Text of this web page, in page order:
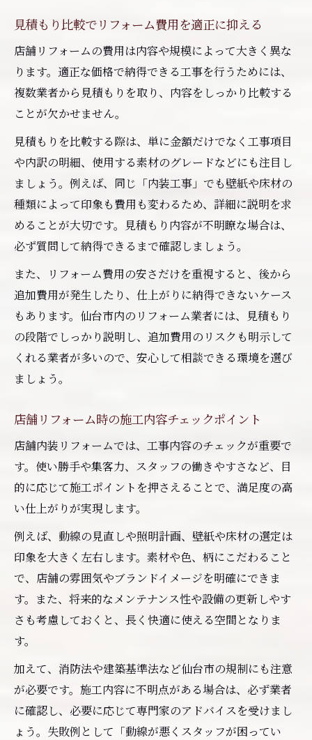
見積もり比較でリフォーム費用を適正に抑える
店舗リフォームの費用は内容や規模によって大きく異な
ります。適正な価格で納得できる工事を行うためには、
複数業者から見積もりを取り、内容をしっかり比較する
ことが欠かせません。
見積もりを比較する際は、単に金額だけでなく工事項目
や内訳の明細、使用する素材のグレードなどにも注目し
ましょう。例えば、同じ「内装工事」でも壁紙や床材の
種類によって印象も費用も変わるため、詳細に説明を求
めることが大切です。見積もり内容が不明瞭な場合は、
必ず質問して納得できるまで確認しましょう。
また、リフォーム費用の安さだけを重視すると、後から
追加費用が発生したり、仕上がりに納得できないケース
もあります。仙台市内のリフォーム業者には、見積もり
の段階でしっかり説明し、追加費用のリスクも明示して
くれる業者が多いので、安心して相談できる環境を選び
ましょう。
店舗リフォーム時の施工内容チェックポイント
店舗内装リフォームでは、工事内容のチェックが重要で
す。使い勝手や集客力、スタッフの働きやすさなど、目
的に応じて施工ポイントを押さえることで、満足度の高
い仕上がりが実現します。
例えば、動線の見直しや照明計画、壁紙や床材の選定は
印象を大きく左右します。素材や色、柄にこだわること
で、店舗の雰囲気やブランドイメージを明確にできま
す。また、将来的なメンテナンス性や設備の更新しやす
さも考慮しておくと、長く快適に使える空間となりま
す。
加えて、消防法や建築基準法など仙台市の規制にも注意
が必要です。施工内容に不明点がある場合は、必ず業者
に確認し、必要に応じて専門家のアドバイスを受けまし
ょう。失敗例として「動線が悪くスタッフが困ってい